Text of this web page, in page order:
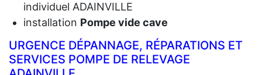
individuel ADAINVILLE
installation Pompe vide cave
URGENCE DÉPANNAGE, RÉPARATIONS ET
SERVICES POMPE DE RELEVAGE